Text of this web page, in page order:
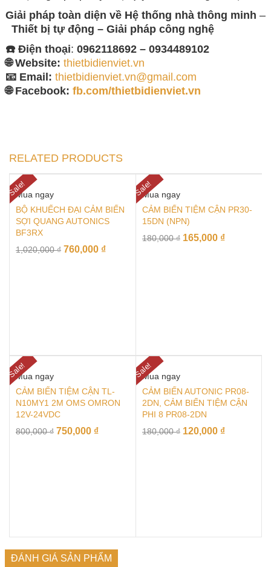
Giải pháp toàn diện về Hệ thống nhà thông minh –
Thiết bị tự động – Giải pháp công nghệ
☎️ Điện thoại: 0962118692 – 0934489102
🌐 Website: thietbidienviet.vn
📧 Email: thietbidienviet.vn@gmail.com
🌐 Facebook: fb.com/thietbidienviet.vn
RELATED PRODUCTS
Sale!
Mua ngay
BỘ KHUẾCH ĐẠI CẢM BIẾN
SỢI QUANG AUTONICS
BF3RX
1,020,000₫ 760,000 ₫
Sale!
Mua ngay
CẢM BIẾN TIỆM CẬN PR30-
15DN (NPN)
180,000₫ 165,000 ₫
Sale!
Mua ngay
CẢM BIẾN TIỆM CẬN TL-
N10MY1 2M OMS OMRON
12V-24VDC
800,000₫ 750,000 ₫
Sale!
Mua ngay
CẢM BIẾN AUTONIC PR08-
2DN, CẢM BIẾN TIỆM CẬN
PHI 8 PR08-2DN
180,000₫ 120,000 ₫
ĐÁNH GIÁ SẢN PHẨM